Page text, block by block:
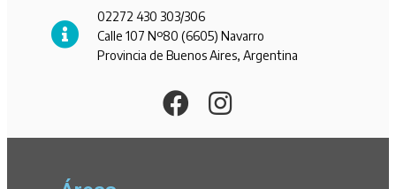
02272 430 303/306
Calle 107 Nº80 (6605) Navarro
Provincia de Buenos Aires, Argentina